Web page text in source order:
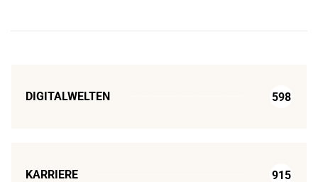
DIGITALWELTEN 598
KARRIERE 915